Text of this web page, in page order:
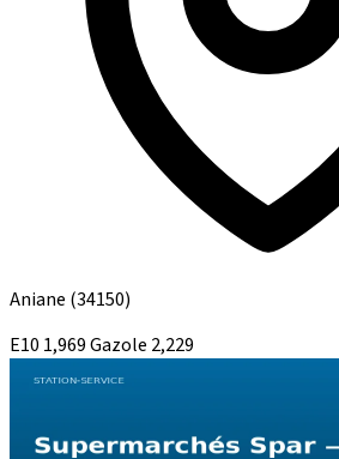
Aniane (34150)
E10 1,969Gazole 2,229